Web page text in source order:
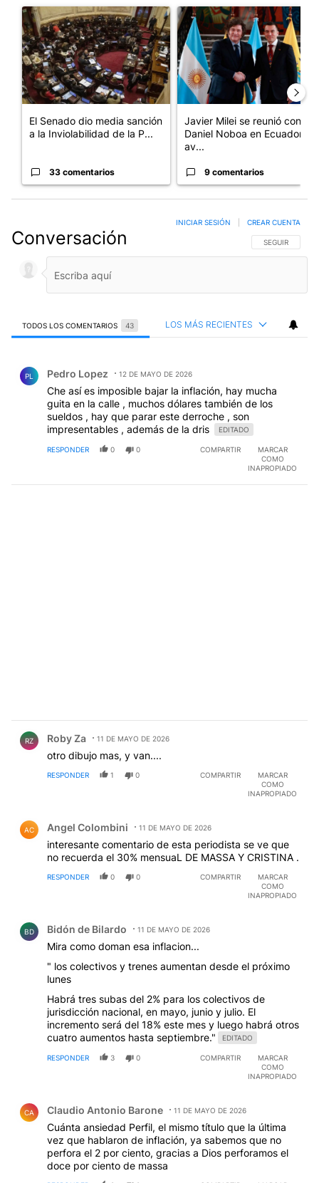
Un artículo de tendencia con el título "El Senado dio media
El Senado dio media sanción
a la Inviolabilidad de la P...
33 comentarios
Un artículo de tendencia con
Javier Milei se reunió con
Daniel Noboa en Ecuador y
av...
9 comentarios
Conversación SIGA ESTA
SEGUIR
INICIAR SESIÓN CREAR CUENTA
TODOS LOS COMENTARIOS 43 LOS MÁS RECIENTES
PL Pedro Lopez 12 DE MAYO DE 2026
Che así es imposible bajar la inflación, hay mucha
guita en la calle , muchos dólares también de los
sueldos , hay que parar este derroche , son
impresentables , además de la dris
EDITADO
RESPONDER 0 0 COMPARTIR
MARCAR
COMO
INAPROPIADO
RZ Roby Za 11 DE MAYO DE 2026
otro dibujo mas, y van....
RESPONDER 1 0 COMPARTIR
MARCAR
COMO
INAPROPIADO
AC Angel Colombini 11 DE MAYO DE 2026
interesante comentario de esta periodista se ve que
no recuerda el 30% mensuaL DE MASSA Y CRISTINA .
RESPONDER 0 0 COMPARTIR
MARCAR
COMO
INAPROPIADO
BD Bidón de Bilardo 11 DE MAYO DE 2026
Mira como doman esa inflacion...
" los colectivos y trenes aumentan desde el próximo
lunes
Habrá tres subas del 2% para los colectivos de
jurisdicción nacional, en mayo, junio y julio. El
incremento será del 18% este mes y luego habrá otros
cuatro aumentos hasta septiembre."
EDITADO
RESPONDER 3 0 COMPARTIR
MARCAR
COMO
INAPROPIADO
CA Claudio Antonio Barone 11 DE MAYO DE 2026
Cuánta ansiedad Perfil, el mismo título que la última
vez que hablaron de inflación, ya sabemos que no
perfora el 2 por ciento, gracias a Dios perforamos el
doce por ciento de massa